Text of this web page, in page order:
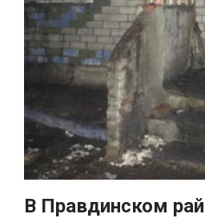
В Правдинском